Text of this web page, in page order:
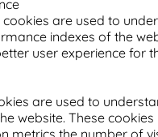
are used to
indexes of the
user experience for
are used to
website. These
metrics the number of